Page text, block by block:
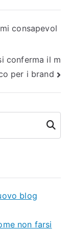
consapevol
conferma il m
per i brand
Cerca
blog
non farsi